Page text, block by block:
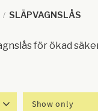
SLÄPVAGNSLÅS
för ökad
Show only